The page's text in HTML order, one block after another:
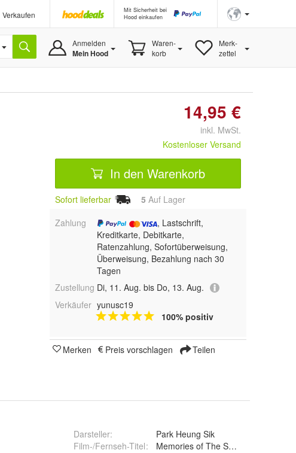
Verkaufen
Mit Sicherheit bei
Hood einkaufen
Anmelden
Mein Hood
Waren-
korb
Merk-
zettel
14,95 €
inkl. MwSt.
Kostenloser Versand
In den Warenkorb
Sofort lieferbar 5 Auf Lager
Zahlung
, Lastschrift,
Kreditkarte, Debitkarte,
Ratenzahlung, Sofortüberweisung,
Überweisung, Bezahlung nach 30
Tagen
Zustellung Di, 11. Aug. bis Do, 13. Aug.
Verkäufer yunusc19
100% positiv
Merken Preis vorschlagen Teilen
Darsteller:
Park Heung Sik
Film-/Fernseh-Titel: Memories of The Sword